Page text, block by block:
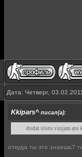
Дата: Четверг,
Kkipars^писал(а):
dodat slotu vinjam ato
откуда ты это знаешь?